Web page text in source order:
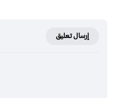
إرسال تعليق